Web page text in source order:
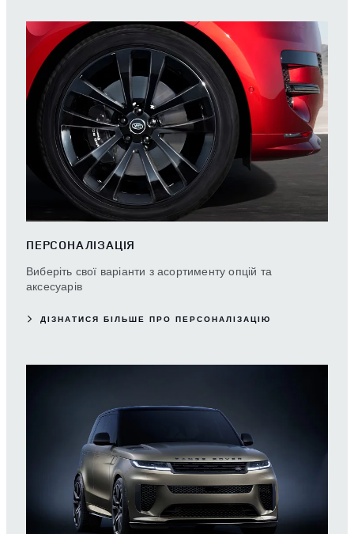
ПЕРСОНАЛІЗАЦІЯ
Виберіть свої варіанти з асортименту опцій та
аксесуарів
ДІЗНАТИСЯ БІЛЬШЕ ПРО ПЕРСОНАЛІЗАЦІЮ